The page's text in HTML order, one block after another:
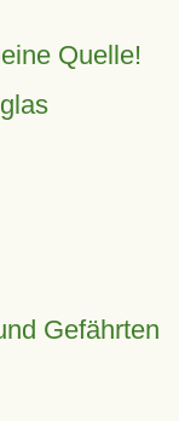
Quelle!
Gefährten